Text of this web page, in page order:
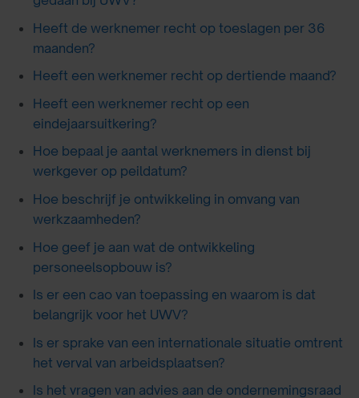
Heeft de werknemer recht op toeslagen per 36
maanden?
Heeft een werknemer recht op dertiende maand?
Heeft een werknemer recht op een
eindejaarsuitkering?
Hoe bepaal je aantal werknemers in dienst bij
werkgever op peildatum?
Hoe beschrijf je ontwikkeling in omvang van
werkzaamheden?
Hoe geef je aan wat de ontwikkeling
personeelsopbouw is?
Is er een cao van toepassing en waarom is dat
belangrijk voor het UWV?
Is er sprake van een internationale situatie omtrent
het verval van arbeidsplaatsen?
Is het vragen van advies aan de ondernemingsraad